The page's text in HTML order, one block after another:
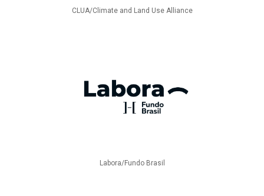
CLUA/Climate and Land Use Alliance
Labora/Fundo Brasil